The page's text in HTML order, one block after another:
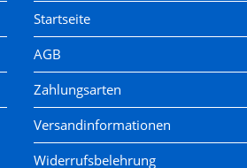
Startseite
AGB
Zahlungsarten
Versandinformationen
Widerrufsbelehrung